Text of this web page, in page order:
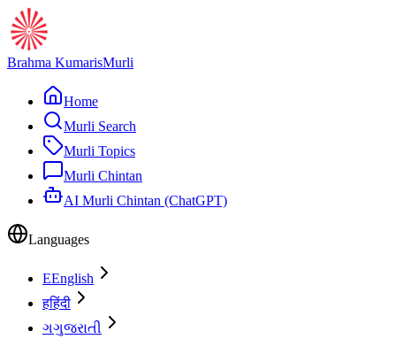
Brahma KumarisMurli
Home
Murli Search
Murli Topics
Murli Chintan
AI Murli Chintan (ChatGPT)
Languages
EEnglish
हहिंदी
ગગુજરાતી